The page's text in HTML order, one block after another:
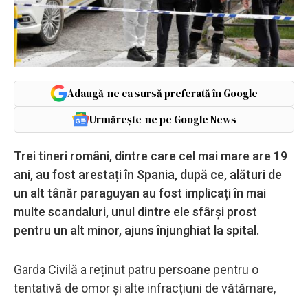
Adaugă-ne ca sursă preferată în Google
Urmărește-ne pe Google News
Trei tineri români, dintre care cel mai mare are 19
ani, au fost arestați în Spania, după ce, alături de
un alt tânăr paraguyan au fost implicați în mai
multe scandaluri, unul dintre ele sfârși prost
pentru un alt minor, ajuns înjunghiat la spital.
Garda Civilă a reținut patru persoane pentru o
tentativă de omor și alte infracțiuni de vătămare,